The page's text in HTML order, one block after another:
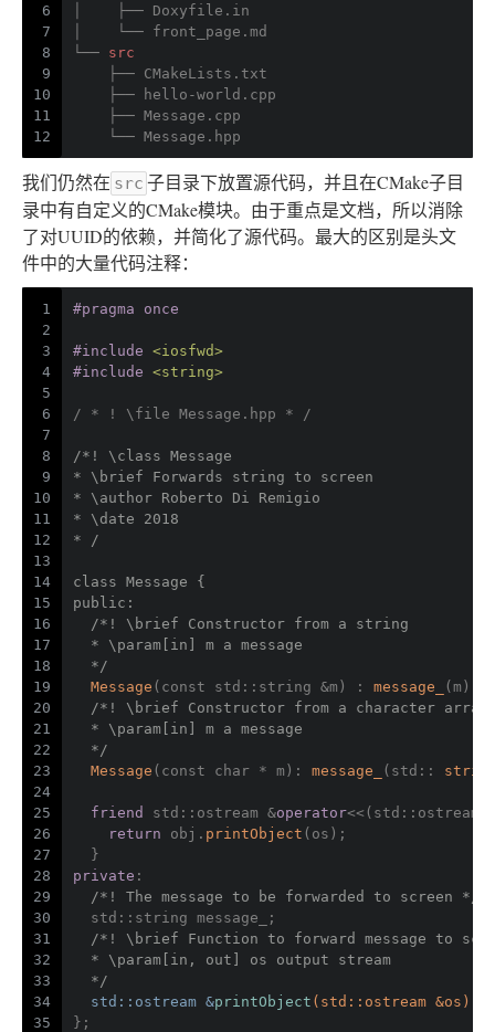
6
7
8
9
10
11
12
│    ├── Doxyfile .in
│    └── front_page .md
└── src
    ├── CMakeLists
.txt
    ├── hello-world
.cpp
    ├── Message
.cpp
    └── Message.hpp
我们仍然在 src 子目录下放置源代码，并且在CMake子目
录中有自定义的CMake模块。由于重点是文档，所以消除
了对UUID的依赖，并简化了源代码。最大的区别是头文
件中的大量代码注释：
1
2
3
4
5
6
7
8
9
10
11
12
13
14
15
16
17
18
19
20
21
22
23
24
25
26
27
28
29
30
31
32
33
34
35
#pragma once
#include <iosfwd>
#include <string>
/ * ! \file Message.hpp * /
/*! \class Message
* \brief Forwards string to screen
* \author Roberto Di Remigio
* \date 2018
* /
class Message {
public:
  /*! \brief Constructor from a string
  * \param[in] m a message
  */
Message ( const std::string &m) : message_
(m)
/*! \brief Constructor from a character array
  * \param[in] m a message
  */
Message ( const char * m): message_ (std::
friend std::ostream &operator<<(std::ostream
return obj. printObject (os);
  }
private :
/*! The message to be forwarded to screen */
  std::string message_;
/*! \brief Function to forward message to
  * \param[in, out] os output stream
  */
std::ostream &printObject (std::ostream &os)
};